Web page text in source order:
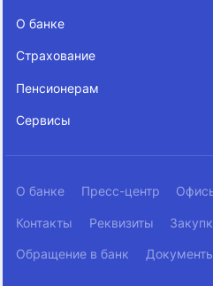
О банке
Страхование
Пенсионерам
Сервисы
О банке Пресс-центр
Контакты Реквизиты
Обращение в банк